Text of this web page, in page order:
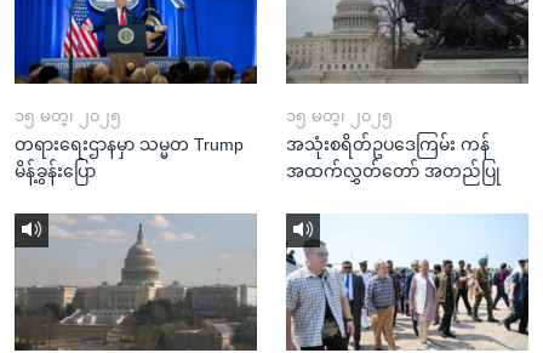
၁၅ မတ္၊ ၂၀၂၅
တရားရေးဌာနမှာ သမ္မတ Trump
မိန့်ခွန်းပြော
၁၅ မတ္၊ ၂၀၂၅
အသုံးစရိတ်ဥပဒေကြမ်း ကန်
အထက်လွှတ်တော် အတည်ပြု